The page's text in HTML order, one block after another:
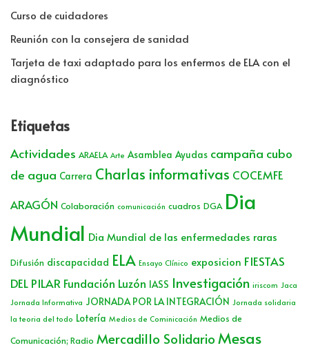
Curso de cuidadores
Reunión con la consejera de sanidad
Tarjeta de taxi adaptado para los enfermos de ELA con el
diagnóstico
Etiquetas
Actividades ARAELA Arte Asamblea Ayudas campaña cubo
de agua Carrera Charlas informativas COCEMFE
ARAGÓN Colaboración comunicación cuadros DGA Dia
Mundial Dia Mundial de las enfermedades raras
Difusión discapacidad ELA Ensayo Clínico exposicion FIESTAS
DEL PILAR Fundación Luzón IASS Investigación iriscom Jaca
Jornada Informativa JORNADA POR LA INTEGRACIÓN Jornada solidaria
la teoria del todo Lotería Medios de Cominicación Medios de
Comunicación; Radio Mercadillo SolidarioMesas